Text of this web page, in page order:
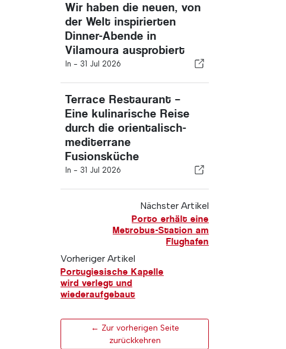
Wir haben die neuen, von
der Welt inspirierten
Dinner-Abende in
Vilamoura ausprobiert
In - 31 Jul 2026
Terrace Restaurant –
Eine kulinarische Reise
durch die orientalisch-
mediterrane
Fusionsküche
In - 31 Jul 2026
Nächster Artikel
Porto erhält eine
Metrobus-Station am
Flughafen
Vorheriger Artikel
Portugiesische Kapelle
wird verlegt und
wiederaufgebaut
← Zur vorherigen Seite
zurückkehren